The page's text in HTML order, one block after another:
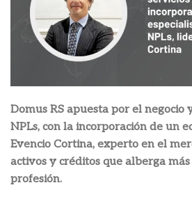
Domus RS apuesta por el negocio
NPLs, con la incorporación de un
Evencio Cortina, experto en el
activos y créditos que alberga
profesión.